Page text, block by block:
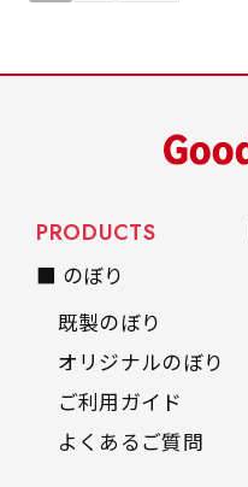
PRODUCTS
■ のぼり
既製のぼり
オリジナルのぼり
ご利用ガイド
よくあるご質問